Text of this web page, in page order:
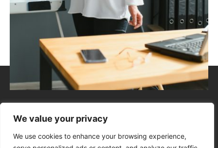
We value your privacy
We use cookies to enhance your browsing experience,
4.6/5